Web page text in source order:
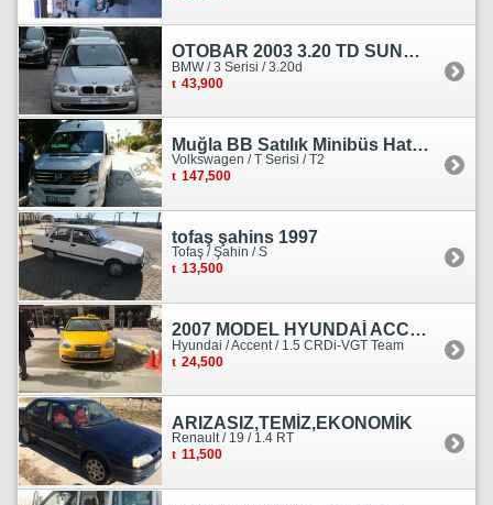
OTOBAR 2003 3.20 TD SUNROOF DERİ OTOMATİK DİZEL EMSALSİZ
BMW / 3 Serisi / 3.20d
43,900
Muğla BB Satılık Minibüs Hatı Volkswagen Crafter
Volkswagen / T Serisi / T2
147,500
tofaş şahins 1997
Tofaş / Şahin / S
13,500
2007 MODEL HYUNDAİ ACCENT ERA MOTOR YENİ YAPILDI
Hyundai / Accent / 1.5 CRDi-VGT Team
24,500
ARIZASIZ,TEMİZ,EKONOMİK
Renault / 19 / 1.4 RT
11,500